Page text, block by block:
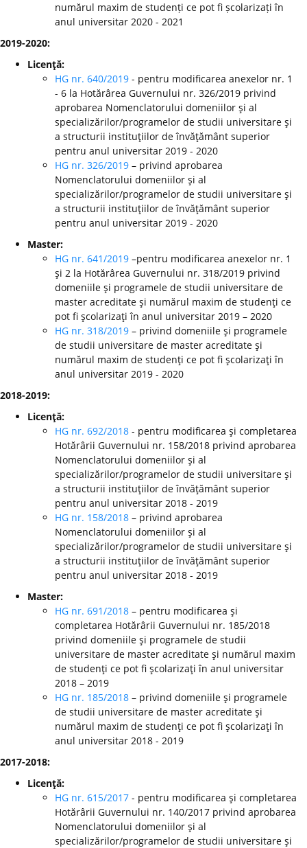
numărul maxim de studenți ce pot fi școlarizați în
anul universitar 2020 - 2021
2019-2020:
Licenţă:
HG nr. 640/2019 - pentru modificarea anexelor nr. 1
- 6 la Hotărârea Guvernului nr. 326/2019 privind
aprobarea Nomenclatorului domeniilor şi al
specializărilor/programelor de studii universitare şi
a structurii instituţiilor de învăţământ superior
pentru anul universitar 2019 - 2020
HG nr. 326/2019 – privind aprobarea
Nomenclatorului domeniilor şi al
specializărilor/programelor de studii universitare şi
a structurii instituţiilor de învăţământ superior
pentru anul universitar 2019 - 2020
Master:
HG nr. 641/2019 –pentru modificarea anexelor nr. 1
şi 2 la Hotărârea Guvernului nr. 318/2019 privind
domeniile şi programele de studii universitare de
master acreditate şi numărul maxim de studenţi ce
pot fi şcolarizaţi în anul universitar 2019 – 2020
HG nr. 318/2019 – privind domeniile şi programele
de studii universitare de master acreditate şi
numărul maxim de studenţi ce pot fi şcolarizaţi în
anul universitar 2019 - 2020
2018-2019:
Licenţă:
HG nr. 692/2018 - pentru modificarea şi completarea
Hotărârii Guvernului nr. 158/2018 privind aprobarea
Nomenclatorului domeniilor şi al
specializărilor/programelor de studii universitare şi
a structurii instituţiilor de învăţământ superior
pentru anul universitar 2018 - 2019
HG nr. 158/2018 – privind aprobarea
Nomenclatorului domeniilor şi al
specializărilor/programelor de studii universitare şi
a structurii instituţiilor de învăţământ superior
pentru anul universitar 2018 - 2019
Master:
HG nr. 691/2018 – pentru modificarea şi
completarea Hotărârii Guvernului nr. 185/2018
privind domeniile şi programele de studii
universitare de master acreditate şi numărul maxim
de studenţi ce pot fi şcolarizaţi în anul universitar
2018 – 2019
HG nr. 185/2018 – privind domeniile şi programele
de studii universitare de master acreditate şi
numărul maxim de studenţi ce pot fi şcolarizaţi în
anul universitar 2018 - 2019
2017-2018:
Licenţă:
HG nr. 615/2017 - pentru modificarea şi completarea
Hotărârii Guvernului nr. 140/2017 privind aprobarea
Nomenclatorului domeniilor şi al
specializărilor/programelor de studii universitare şi